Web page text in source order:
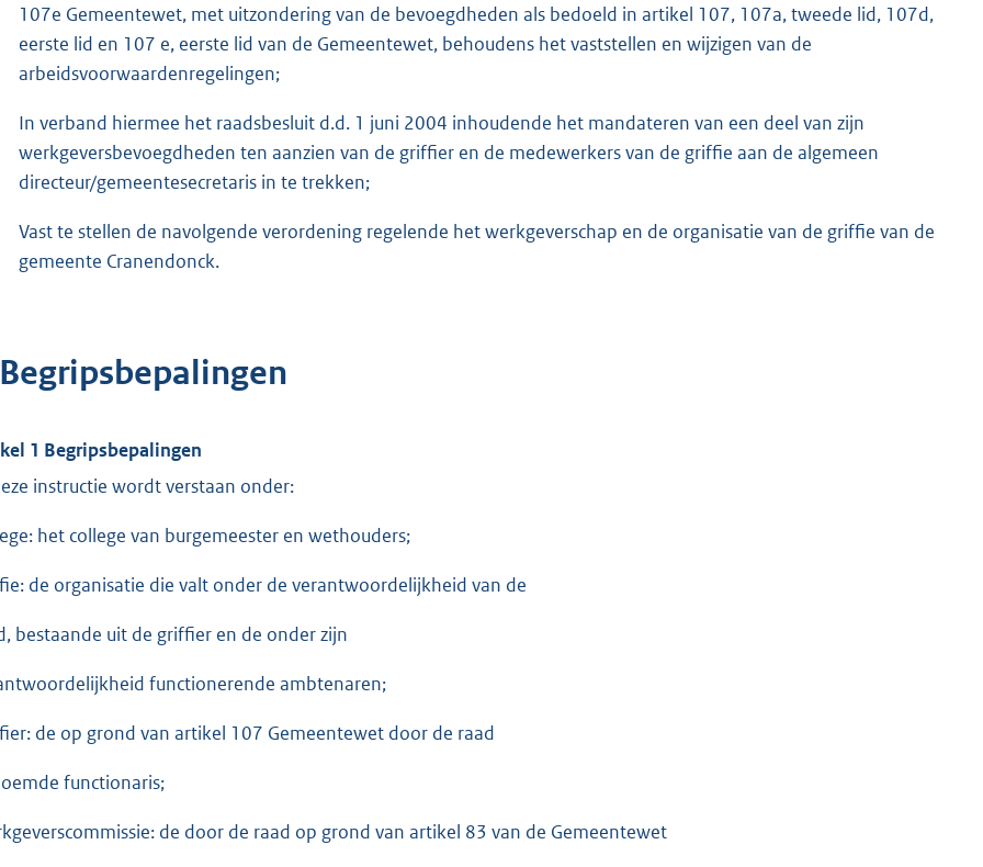
107e Gemeentewet, met uitzondering van de bevoegdheden als bedoeld in artikel 107, 107a, tweede lid, 107d,
eerste lid en 107 e, eerste lid van de Gemeentewet, behoudens het vaststellen en wijzigen van de
arbeidsvoorwaardenregelingen;
In verband hiermee het raadsbesluit d.d. 1 juni 2004 inhoudende het mandateren van een deel van zijn
werkgeversbevoegdheden ten aanzien van de griffier en de medewerkers van de griffie aan de algemeen
directeur/gemeentesecretaris in te trekken;
Vast te stellen de navolgende verordening regelende het werkgeverschap en de organisatie van de griffie van de
gemeente Cranendonck.
1 Begripsbepalingen
instructie wordt verstaan onder:
het college van burgemeester en wethouders;
de organisatie die valt onder de verantwoordelijkheid van de
bestaande uit de griffier en de onder zijn
functionerende ambtenaren;
de op grond van artikel 107 Gemeentewet door de raad
functionaris;
de door de raad op grond van artikel 83 van de Gemeentewet